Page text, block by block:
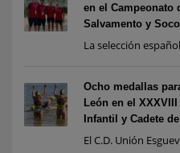
en el Campeonato
Salvamento y
La selección
Ocho medallas
León en el
Infantil y Cadete
El C.D. Unión